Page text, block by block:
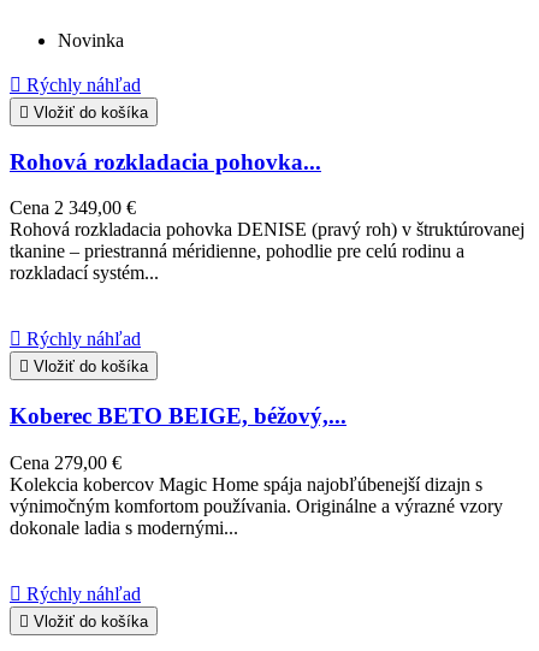
Novinka
 Rýchly náhľad
 Vložiť do košíka
Rohová rozkladacia pohovka...
Cena 2 349,00 €
Rohová rozkladacia pohovka DENISE (pravý roh) v štruktúrovanej
tkanine – priestranná méridienne, pohodlie pre celú rodinu a
rozkladací systém...
 Rýchly náhľad
 Vložiť do košíka
Koberec BETO BEIGE, béžový,...
Cena 279,00 €
Kolekcia kobercov Magic Home spája najobľúbenejší dizajn s
výnimočným komfortom používania. Originálne a výrazné vzory
dokonale ladia s modernými...
 Rýchly náhľad
 Vložiť do košíka